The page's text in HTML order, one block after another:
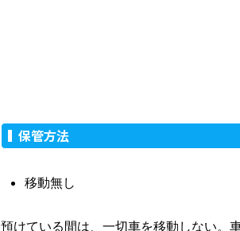
保管方法
移動無し
預けている間は、一切車を移動しない。